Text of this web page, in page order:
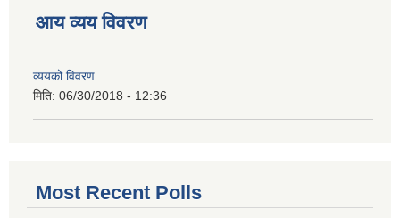
आय व्यय विवरण
व्ययको विवरण
मिति: 06/30/2018 - 12:36
Most Recent Polls